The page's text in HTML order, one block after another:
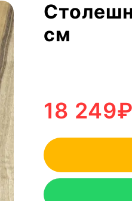
см
18 249₽